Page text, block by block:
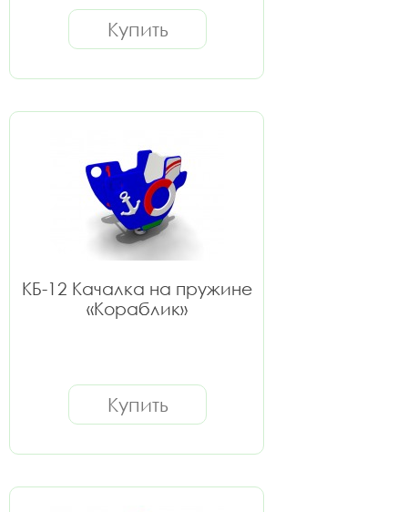
Купить
КБ-12 Качалка на пружине
«Кораблик»
Купить